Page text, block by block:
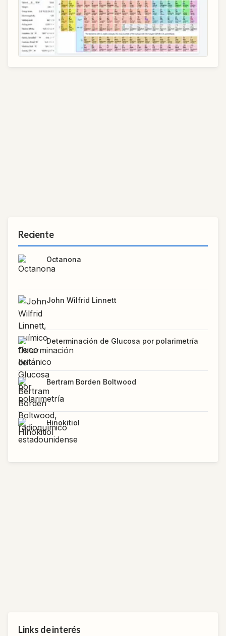
Reciente
Octanona
John Wilfrid Linnett
Determinación de Glucosa por polarimetría
Bertram Borden Boltwood
Hinokitiol
Links de interés